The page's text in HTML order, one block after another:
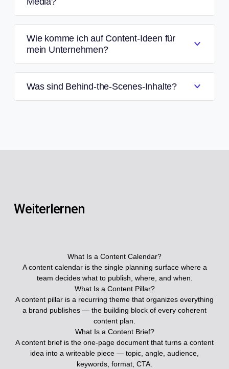
Wie komme ich auf Content-Ideen für
mein Unternehmen?
Was sind Behind-the-Scenes-Inhalte?
Weiterlernen
What Is a Content Calendar?
A content calendar is the single planning surface where a
team decides what to publish, where, and when.
What Is a Content Pillar?
A content pillar is a recurring theme that organizes everything
a brand publishes — the building block of every coherent
content plan.
What Is a Content Brief?
A content brief is the one-page document that turns a content
idea into a writeable piece — topic, angle, audience,
keywords, format, CTA.